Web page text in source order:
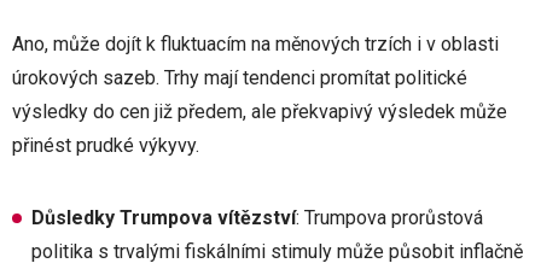
Ano, může dojít k fluktuacím na měnových trzích i v oblasti
úrokových sazeb. Trhy mají tendenci promítat politické
výsledky do cen již předem, ale překvapivý výsledek může
přinést prudké výkyvy.
Důsledky Trumpova vítězství: Trumpova prorůstová
politika s trvalými fiskálními stimuly může působit inflačně